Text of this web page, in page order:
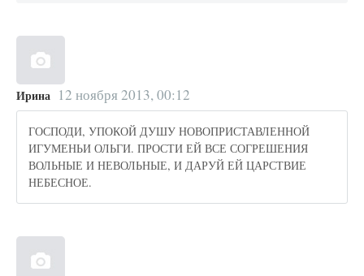
Ирина 12 ноября 2013, 00:12
ГОСПОДИ, УПОКОЙ ДУШУ НОВОПРИСТАВЛЕННОЙ
ИГУМЕНЬИ ОЛЬГИ. ПРОСТИ ЕЙ ВСЕ СОГРЕШЕНИЯ
ВОЛЬНЫЕ И НЕВОЛЬНЫЕ, И ДАРУЙ ЕЙ ЦАРСТВИЕ
НЕБЕСНОЕ.